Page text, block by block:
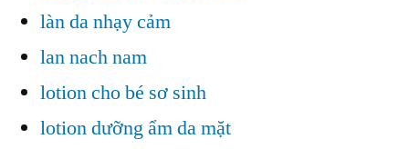
làn da nhạy cảm
lan nach nam
lotion cho bé sơ sinh
lotion dưỡng ẩm da mặt